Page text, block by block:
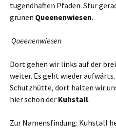
tugendhaften Pfaden. Stur
grünen Queenenwiesen.
Queenenwiesen
Dort gehen wir links auf der
weiter. Es geht wieder
Schutzhütte, dort halten wir
hier schon der Kuhstall.
Zur Namensfindung: Kuhstall